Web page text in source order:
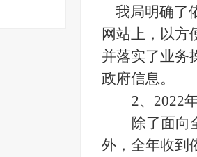
我局明确了
网站上，以方
并落实了业务
政府信息。
2、2022
除了面向
外，全年收到